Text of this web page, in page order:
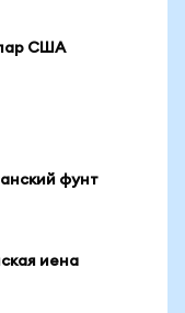
США
фунт
иена